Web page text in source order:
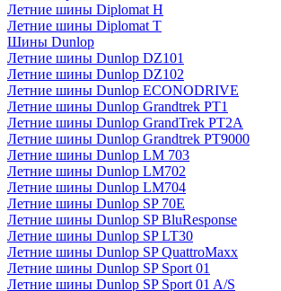
Летние шины Diplomat H
Летние шины Diplomat T
Шины Dunlop
Летние шины Dunlop DZ101
Летние шины Dunlop DZ102
Летние шины Dunlop ECONODRIVE
Летние шины Dunlop Grandtrek PT1
Летние шины Dunlop GrandTrek PT2A
Летние шины Dunlop Grandtrek PT9000
Летние шины Dunlop LM 703
Летние шины Dunlop LM702
Летние шины Dunlop LM704
Летние шины Dunlop SP 70E
Летние шины Dunlop SP BluResponse
Летние шины Dunlop SP LT30
Летние шины Dunlop SP QuattroMaxx
Летние шины Dunlop SP Sport 01
Летние шины Dunlop SP Sport 01 A/S